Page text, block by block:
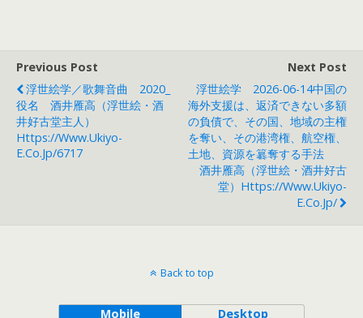
Previous Post
浮世絵学／歌舞音曲 2020_
役名 酒井雁高（浮世絵・酒
井好古堂主人）
Https://www.ukiyo-
E.co.jp/6717
Next Post
浮世絵学 2026-06-14中国の
海外支援は、返済できない多額
の負債で、その国、地域の主権
を奪い、その港湾権、航空権、
土地、資源を簒奪する手法
酒井雁高（浮世絵・酒井好古
堂）https://www.ukiyo-
E.co.jp/
Back to top
Mobile Desktop